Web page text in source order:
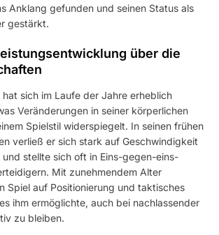
Anklang gefunden und seinen Status als
gestärkt.
über die
hat sich im Laufe der Jahre erheblich
Veränderungen in seiner körperlichen
Spielstil widerspiegelt. In seinen frühen
verließ er sich stark auf Geschwindigkeit
stellte sich oft in Eins-gegen-eins-
Mit zunehmendem Alter
Spiel auf Positionierung und taktisches
ihm ermöglichte, auch bei nachlassender
zu bleiben.